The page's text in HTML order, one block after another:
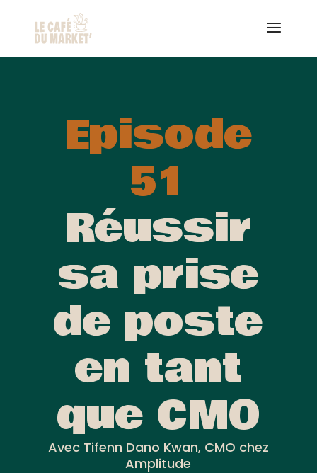
Episode
51
Réussir
sa prise
de poste
en tant
que CMO
Avec Tifenn Dano Kwan, CMO chez
Amplitude